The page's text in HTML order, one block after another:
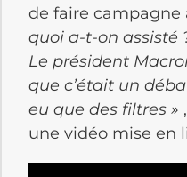
de faire campagne
quoi a-t-on assisté
Le président
que c’était un
eu que des filtres »
une vidéo mise en